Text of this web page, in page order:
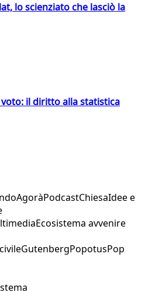
lo scienziato che lasciò la
il diritto alla statistica
AgoràPodcastChiesaIdee e
Ecosistema avvenire
GutenbergPopotusPop